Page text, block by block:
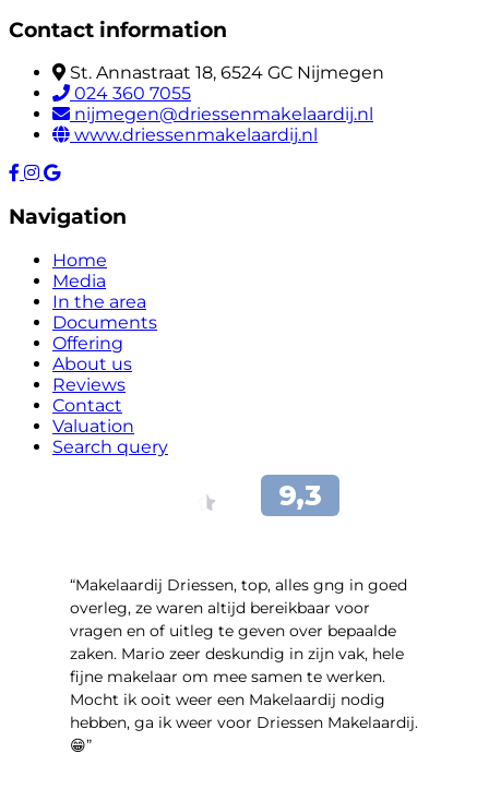
Contact information
St. Annastraat 18, 6524 GC Nijmegen
024 360 7055
nijmegen@driessenmakelaardij.nl
www.driessenmakelaardij.nl
Navigation
Home
Media
In the area
Documents
Offering
About us
Reviews
Contact
Valuation
Search query
“Makelaardij Driessen, top, alles gng in goed
overleg, ze waren altijd bereikbaar voor
vragen en of uitleg te geven over bepaalde
zaken. Mario zeer deskundig in zijn vak, hele
fijne makelaar om mee samen te werken.
Mocht ik ooit weer een Makelaardij nodig
hebben, ga ik weer voor Driessen Makelaardij.
😁”